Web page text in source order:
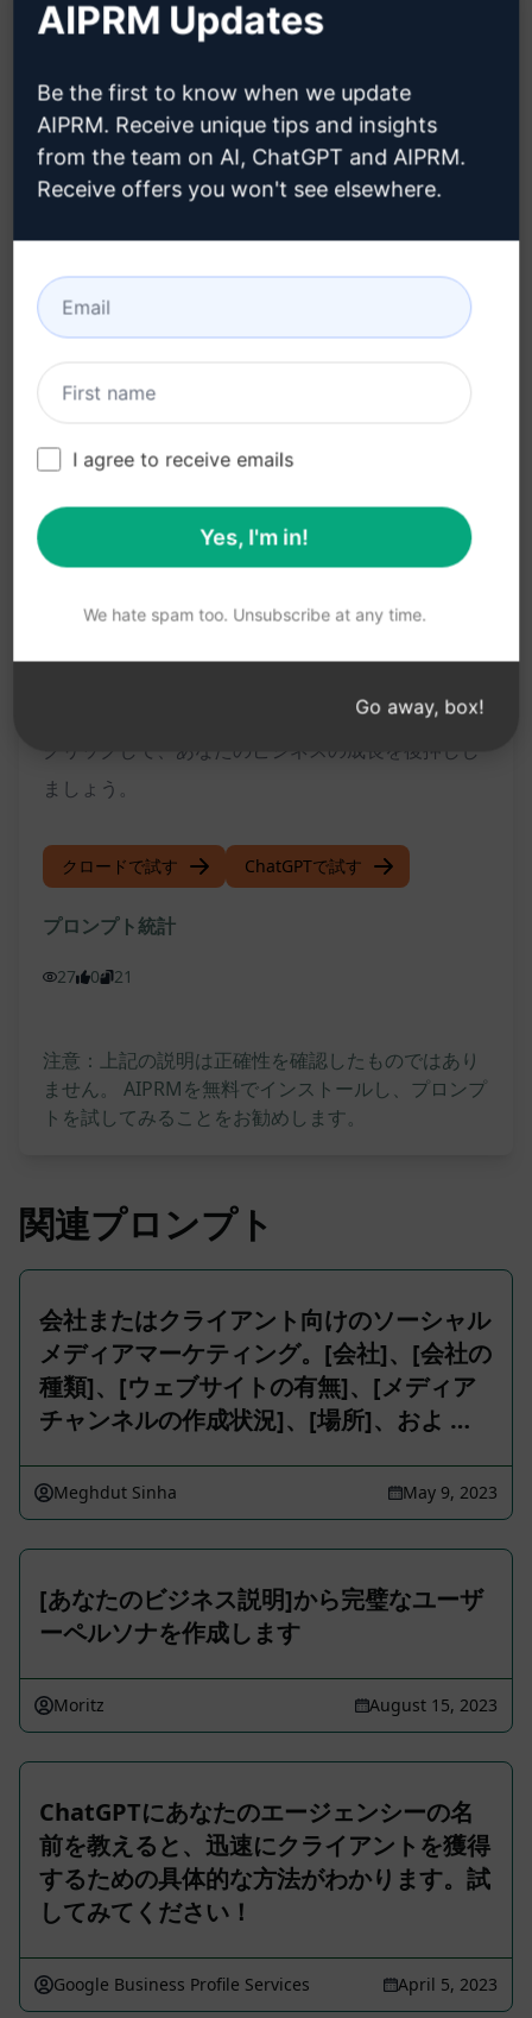
独自のブランド戦略を策定し、ビジョンとミッシ
デジタルマーケティング、ソーシャルメディア戦
略、広告キャンペーンのガイダンスを提供
マーケティング予算の設定と収益予測のサポート
利点:
向上
ターゲット市場により適した戦略を展開し、費用
競合他社との差別化を図り、市場における独自の
ポジションを確立
このマーケティングプランは、あなたの小規模ビジ
しょう。 "Try this Prompt on ChatGPT" ボタンを
クリックして、あなたのビジネスの成長を後押しし
ましょう。
クロードで試す ChatGPTで試す
プロンプト統計
27 0 21
注意：上記の説明は正確性を確認したものではあり
ません。 AIPRMを無料でインストールし、プロンプ
トを試してみることをお勧めします。
関連プロンプト
会社またはクライアント向けのソーシャル
メディアマーケティング。[会社]、[会社の
種類]、[ウェブサイトの有無]、[メディア
チャンネルの作成状況]、[場所]、およ …
Meghdut Sinha May 9, 2023
[あなたのビジネス説明]から完璧なユーザ
ーペルソナを作成します
Moritz August 15, 2023
ChatGPTにあなたのエージェンシーの名
前を教えると、迅速にクライアントを獲得
するための具体的な方法がわかります。試
してみてください！
Google Business Profile Services April 5, 2023
AIPRM Updates
Be the first to know when we update
AIPRM. Receive unique tips and insights
from the team on AI, ChatGPT and AIPRM.
Receive offers you won't see elsewhere.
I agree to receive emails
Yes, I'm in!
We hate spam too. Unsubscribe at any time.
Go away, box!